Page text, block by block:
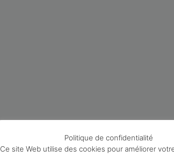
Politique de confidentialité
Ce site Web utilise des cookies pour améliorer